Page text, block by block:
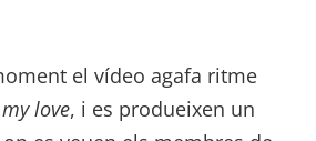
el vídeo agafa ritme
my love, i es produeixen un